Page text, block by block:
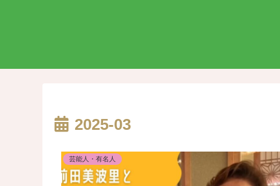
2025-03
芸能人・有名人